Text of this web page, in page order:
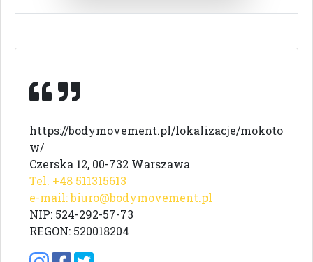
https://bodymovement.pl/lokalizacje/mokoto
w/
Czerska 12, 00-732 Warszawa
Tel. +48 511315613
e-mail:biuro@bodymovement.pl
NIP: 524-292-57-73
REGON: 520018204